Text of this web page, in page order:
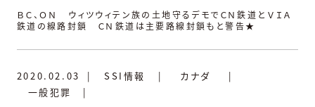
ＢＣ、ＯＮ ウィツウィテン族の土地守るデモでＣＮ鉄道とＶＩＡ
鉄道の線路封鎖 ＣＮ鉄道は主要路線封鎖もと警告★
2020.02.03 | SSI情報 | カナダ
|
一般犯罪
|